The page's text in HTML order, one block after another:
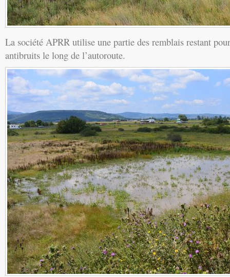
La société APRR utilise une partie des remblais restant
antibruits le long de l’autoroute.